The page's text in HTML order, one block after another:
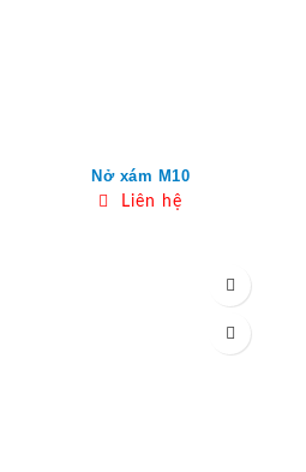
Nở xám M10
Liên hệ